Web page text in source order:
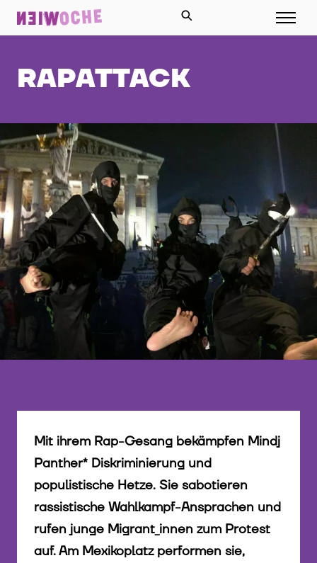
RAPATTACK
Mit ihrem Rap-Gesang bekämpfen Mindj
Panther* Diskriminierung und
populistische Hetze. Sie sabotieren
rassistische Wahlkampf-Ansprachen und
rufen junge Migrant_innen zum Protest
auf. Am Mexikoplatz performen sie,